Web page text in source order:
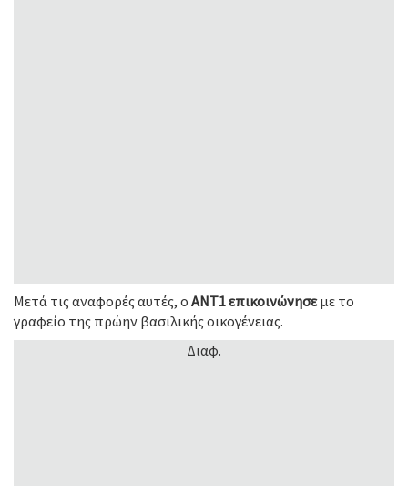
Μετά τις αναφορές αυτές, ο ΑΝΤ1 επικοινώνησεμε το
γραφείο της πρώην βασιλικής οικογένειας.
Διαφ.